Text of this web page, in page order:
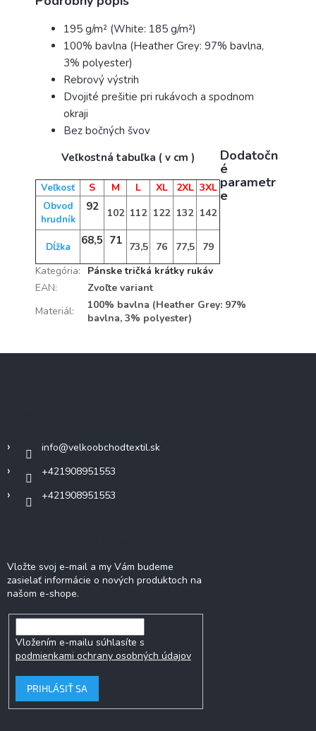
195 g/m² (White: 185 g/m²)
100% bavlna (Heather Grey: 97% bavlna,
3% polyester)
Rebrový výstrih
Dvojité prešitie pri rukávoch a spodnom
okraji
Bez bočných švov
Veľkostná tabuľka ( v cm )
Veľkosť S M L XL 2XL 3XL
Obvod
hrudník
92 102 112 122 132 142
Dĺžka 68,5 71 73,5 76 77,5 79
Dodatočn
é
parametr
e
Kategória:
Pánske tričká krátky rukáv
EAN:
Zvoľte variant
Materiál:
100% bavlna (Heather Grey: 97%
bavlna, 3% polyester)
info@velkoobchodtextil.sk
+421908951553
+421908951553
Vložte svoj e-mail a my Vám budeme
zasielať informácie o nových produktoch na
našom e-shope.
Vložením e-mailu súhlasíte s
podmienkami ochrany osobných údajov
PRIHLÁSIŤ SA